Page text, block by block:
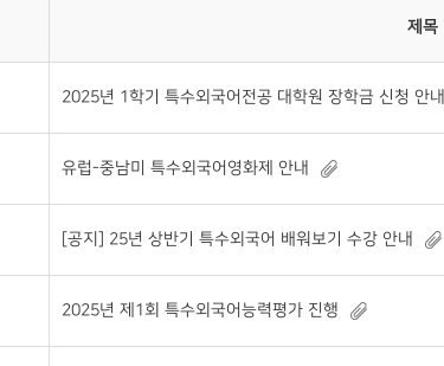
제목
2025년 1학기 특수외국어전공 대학원 장학금 신청 안내
유럽-중남미 특수외국어영화제 안내
[공지] 25년 상반기 특수외국어 배워보기 수강 안내
2025년 제1회 특수외국어능력평가 진행